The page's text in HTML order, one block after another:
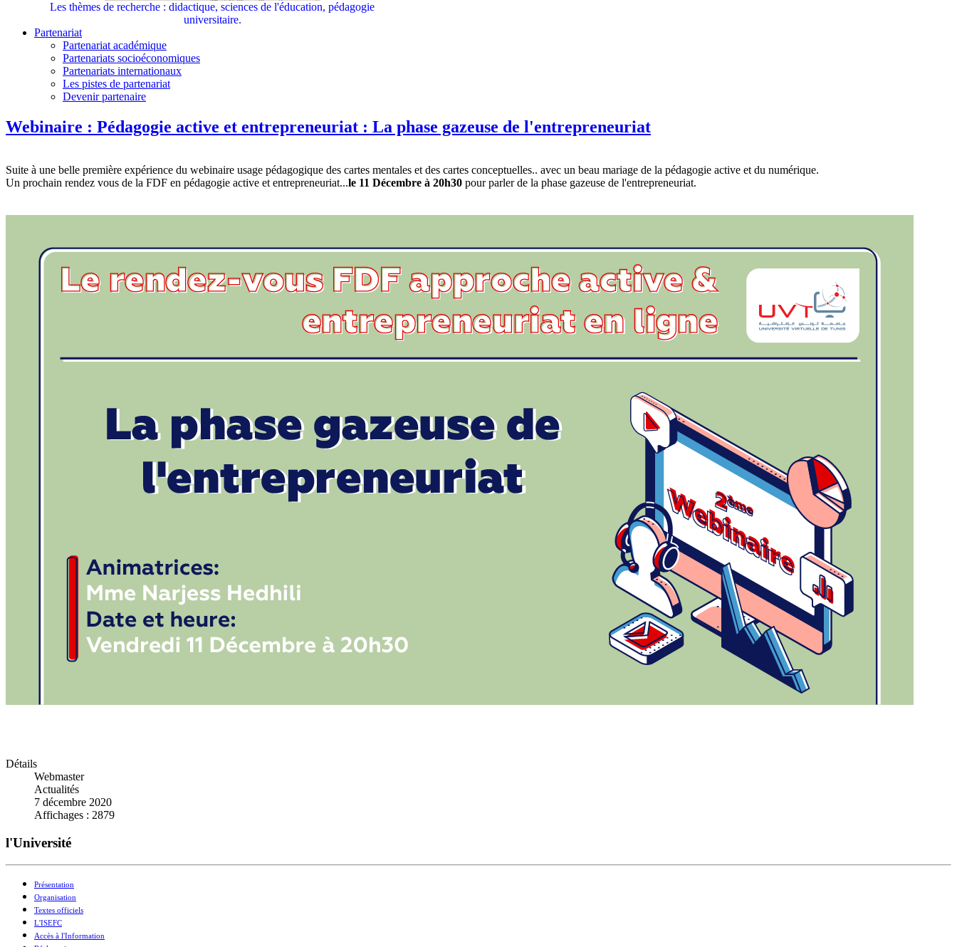
Les thèmes de recherche : didactique, sciences de l'éducation, pédagogie
universitaire.
Partenariat
Partenariat académique
Partenariats socioéconomiques
Partenariats internationaux
Les pistes de partenariat
Devenir partenaire
Webinaire : Pédagogie active et entrepreneuriat : La phase gazeuse de l'entrepreneuriat
Suite à une belle première expérience du webinaire usage pédagogique des cartes mentales et des cartes conceptuelles.. avec un beau mariage de la pédagogie active et du numérique.
Un prochain rendez vous de la FDF en pédagogie active et entrepreneuriat...le 11 Décembre à 20h30 pour parler de la phase gazeuse de l'entrepreneuriat.
Détails
Webmaster
Actualités
7 décembre 2020
Affichages : 2879
l'Université
Présentation
Organisation
Textes officiels
L'ISEFC
Accès à l'Information